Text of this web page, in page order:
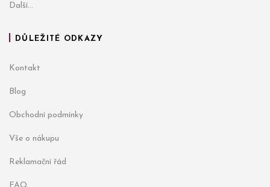
Další...
DŮLEŽITÉ ODKAZY
Kontakt
Blog
Obchodní podmínky
Vše o nákupu
Reklamační řád